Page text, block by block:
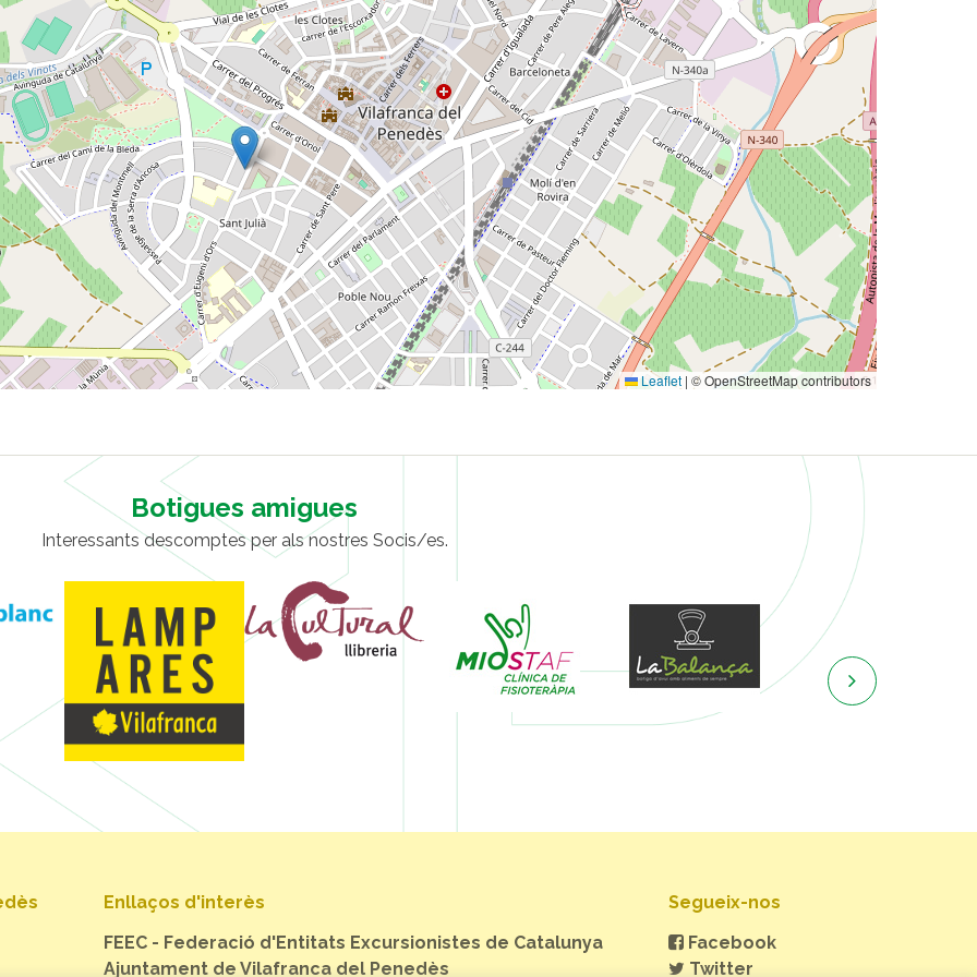
Leaflet | © OpenStreetMap contributors
Botigues amigues
Interessants descomptes per als nostres Socis/es.

Enllaços d'interès
FEEC - Federació d'Entitats Excursionistes de Catalunya
Ajuntament de Vilafranca del Penedès
Segueix-nos
Facebook
Twitter